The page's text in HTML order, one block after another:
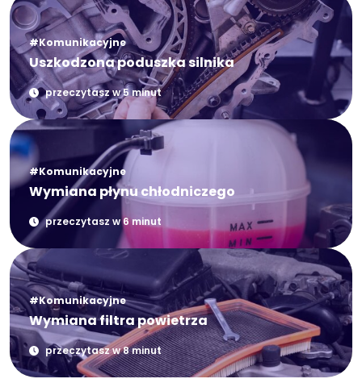
#Komunikacyjne
Uszkodzona poduszka silnika
przeczytasz w 5 minut
#Komunikacyjne
Wymiana płynu chłodniczego
przeczytasz w 6 minut
#Komunikacyjne
Wymiana filtra powietrza
przeczytasz w 8 minut